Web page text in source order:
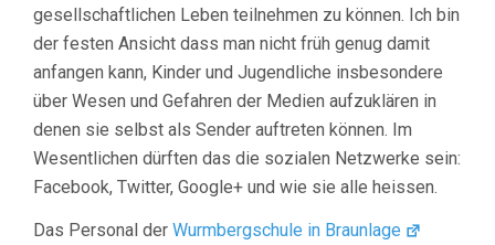
gesellschaftlichen Leben teilnehmen zu können. Ich bin
der festen Ansicht dass man nicht früh genug damit
anfangen kann, Kinder und Jugendliche insbesondere
über Wesen und Gefahren der Medien aufzuklären in
denen sie selbst als Sender auftreten können. Im
Wesentlichen dürften das die sozialen Netzwerke sein:
Facebook, Twitter, Google+ und wie sie alle heissen.
Das Personal der Wurmbergschule in Braunlage